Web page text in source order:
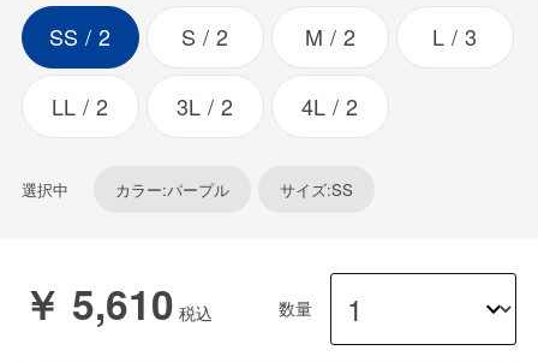
SS 2 S 2 M 2 L 3
LL 2 3L 2 4L 2
選択中 カラー:パープル サイズ:SS
￥ 5,610 数量